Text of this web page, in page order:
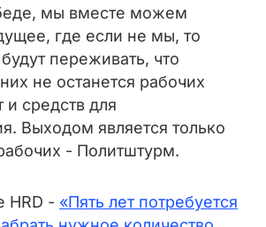
мы вместе можем
где если не мы, то
переживать, что
не останется рабочих
и средств для
Выходом является только
- Политштурм.
HRD - «Пять лет потребуется